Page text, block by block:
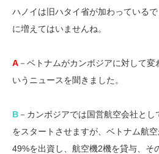
ハノイは旧ハタイ省が加わっている
に増えてはいませんね。
A －ベトナムがカンボジアに対して
いうニュースを聞きました。
B －カンボジアでは国営航空会社と
をスタートさせますが、ベトナム航
49%を出資し、航空機2機を貸与、そ